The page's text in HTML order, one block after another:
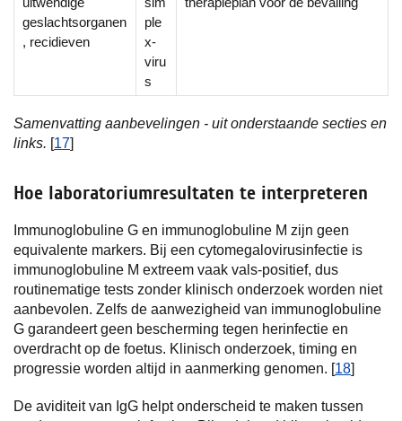
geslachtsorganen
, recidieven
ple
x-
viru
s
Samenvatting aanbevelingen - uit onderstaande secties en
links. [17]
Hoe laboratoriumresultaten te interpreteren
Immunoglobuline G en immunoglobuline M zijn geen
equivalente markers. Bij een cytomegalovirusinfectie is
immunoglobuline M extreem vaak vals-positief, dus
routinematige tests zonder klinisch onderzoek worden niet
aanbevolen. Zelfs de aanwezigheid van immunoglobuline
G garandeert geen bescherming tegen herinfectie en
overdracht op de foetus. Klinisch onderzoek, timing en
progressie worden altijd in aanmerking genomen. [18]
De aviditeit van IgG helpt onderscheid te maken tussen